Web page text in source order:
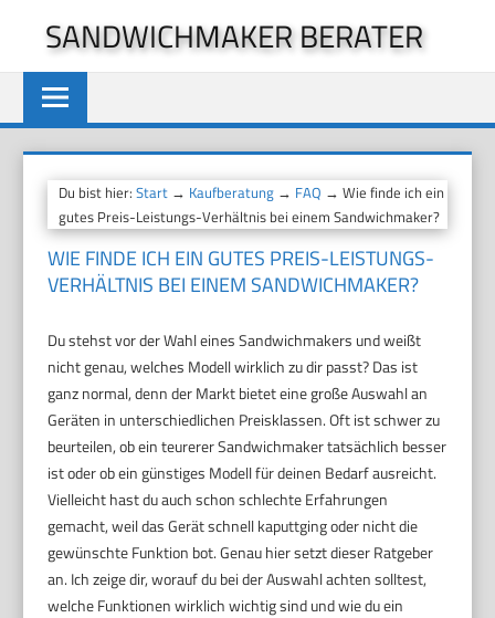
springen
SANDWICHMAKER BERATER
Du bist hier:Start → Kaufberatung → FAQ → Wie finde ich ein
gutes Preis-Leistungs-Verhältnis bei einem Sandwichmaker?
WIE FINDE ICH EIN GUTES PREIS-LEISTUNGS-
VERHÄLTNIS BEI EINEM SANDWICHMAKER?
Du stehst vor der Wahl eines Sandwichmakers und weißt
nicht genau, welches Modell wirklich zu dir passt? Das ist
ganz normal, denn der Markt bietet eine große Auswahl an
Geräten in unterschiedlichen Preisklassen. Oft ist schwer zu
beurteilen, ob ein teurerer Sandwichmaker tatsächlich besser
ist oder ob ein günstiges Modell für deinen Bedarf ausreicht.
Vielleicht hast du auch schon schlechte Erfahrungen
gemacht, weil das Gerät schnell kaputtging oder nicht die
gewünschte Funktion bot. Genau hier setzt dieser Ratgeber
an. Ich zeige dir, worauf du bei der Auswahl achten solltest,
welche Funktionen wirklich wichtig sind und wie du ein